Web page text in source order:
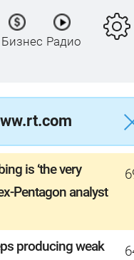
Радио
is ‘the very
Pentagon analyst
producing weak